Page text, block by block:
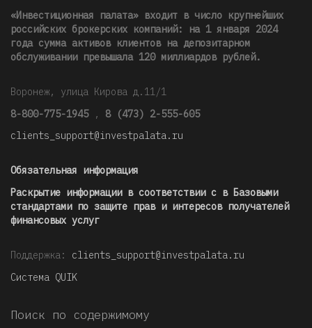
«Инвестиционная палата» входит в число крупнейших
российских брокерских компаний: на 1 января 2024
года сумма активов клиентов на депозитарном
обслуживании превышала 120 миллиардов рублей.
Воронеж, улица Кирова д.11/1
8-800-775-1945 , 8 (473) 2-555-605
clients_support@investpalata.ru
Обязательная информация
Раскрытие информации в соответствии с в Базовыми
стандартами по защите прав и интересов получателей
финансовых услуг
Поддержка: clients_support@investpalata.ru
Система QUIK
Поиск по содержимому